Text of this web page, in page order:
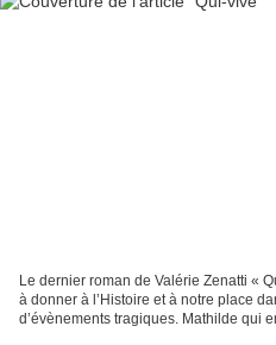
Le dernier roman de Valérie Zenatti «
à donner à l’Histoire et à notre place
d’évènements tragiques. Mathilde qui